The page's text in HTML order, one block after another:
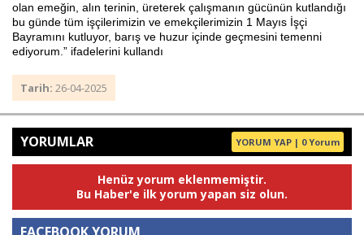
olan emeğin, alın terinin, üreterek çalışmanın gücünün kutlandığı
bu günde tüm işçilerimizin ve emekçilerimizin 1 Mayıs İşçi
Bayramını kutluyor, barış ve huzur içinde geçmesini temenni
ediyorum.” ifadelerini kullandı
Tarih: 26-04-2025
YORUMLAR YORUM YAP | 0 Yorum
Henüz yorum eklenmemiştir.
Bu Haber'e ilk yorum yapan siz olun.